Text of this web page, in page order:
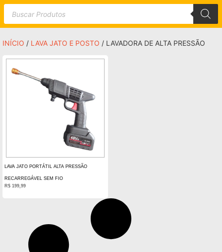
INÍCIO / LAVA JATO E POSTO / LAVADORA DE ALTA PRESSÃO
LAVA JATO PORTÁTIL ALTA PRESSÃO
RECARREGÁVEL SEM FIO
R$ 199,99